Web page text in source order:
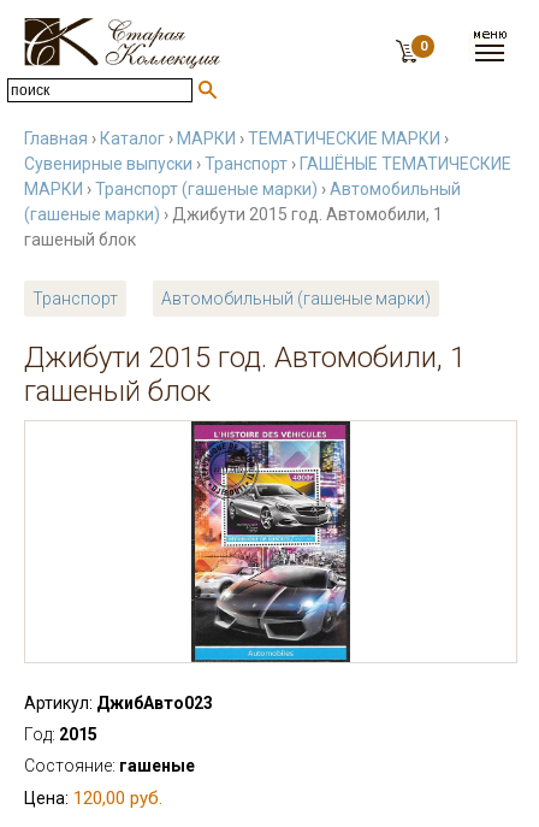
0
Главная › Каталог › МАРКИ ›ТЕМАТИЧЕСКИЕ МАРКИ ›
Сувенирные выпуски ›Транспорт › ГАШЁНЫЕ ТЕМАТИЧЕСКИЕ
МАРКИ ›Транспорт (гашеные марки) ›Автомобильный
(гашеные марки) › Джибути 2015 год. Автомобили, 1
гашеный блок
Транспорт Автомобильный (гашеные марки)
Джибути 2015 год. Автомобили, 1
гашеный блок
Артикул: ДжибАвто023
Год: 2015
Состояние: гашеные
Цена: 120,00 руб.